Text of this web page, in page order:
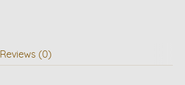
Reviews (0)